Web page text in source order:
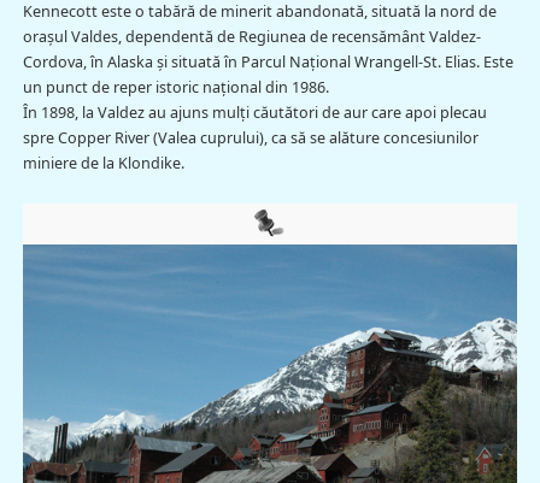
Kennecott este o tabără de minerit abandonată, situată la nord de
oraşul Valdes, dependentă de Regiunea de recensământ Valdez-
Cordova, în Alaska și situată în Parcul Național Wrangell-St. Elias. Este
un punct de reper istoric național din 1986.
În 1898, la Valdez au ajuns mulţi căutători de aur care apoi plecau
spre Copper River (Valea cuprului), ca să se alăture concesiunilor
miniere de la Klondike.